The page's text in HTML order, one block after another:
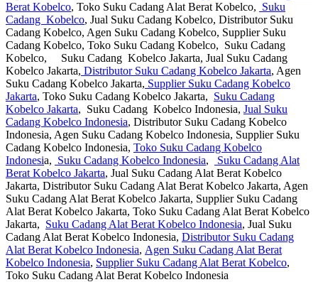
Berat Kobelco, Toko Suku Cadang Alat Berat Kobelco, Suku
Cadang Kobelco, Jual Suku Cadang Kobelco, Distributor Suku
Cadang Kobelco, Agen Suku Cadang Kobelco, Supplier Suku
Cadang Kobelco, Toko Suku Cadang Kobelco, Suku Cadang
Kobelco, Suku Cadang Kobelco Jakarta, Jual Suku Cadang
Kobelco Jakarta, Distributor Suku Cadang Kobelco Jakarta, Agen
Suku Cadang Kobelco Jakarta, Supplier Suku Cadang Kobelco
Jakarta, Toko Suku Cadang Kobelco Jakarta, Suku Cadang
Kobelco Jakarta, Suku Cadang Kobelco Indonesia, Jual Suku
Cadang Kobelco Indonesia, Distributor Suku Cadang Kobelco
Indonesia, Agen Suku Cadang Kobelco Indonesia, Supplier Suku
Cadang Kobelco Indonesia, Toko Suku Cadang Kobelco
Indonesia, Suku Cadang Kobelco Indonesia,
Suku Cadang Alat
Berat Kobelco Jakarta, Jual Suku Cadang Alat Berat Kobelco
Jakarta, Distributor Suku Cadang Alat Berat Kobelco Jakarta, Agen
Suku Cadang Alat Berat Kobelco Jakarta, Supplier Suku Cadang
Alat Berat Kobelco Jakarta, Toko Suku Cadang Alat Berat Kobelco
Jakarta, Suku Cadang Alat Berat Kobelco Indonesia, Jual Suku
Cadang Alat Berat Kobelco Indonesia, Distributor Suku Cadang
Alat Berat Kobelco Indonesia, Agen Suku Cadang Alat Berat
Kobelco Indonesia, Supplier Suku Cadang Alat Berat Kobelco,
Toko Suku Cadang Alat Berat Kobelco Indonesia